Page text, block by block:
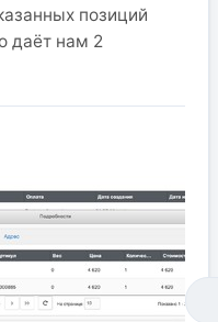
позиций
даёт нам 2